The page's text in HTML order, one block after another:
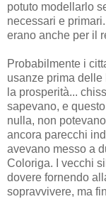
potuto modellarlo
necessari e
erano anche per il
Probabilmente i
usanze prima delle
la prosperità...
sapevano, e
nulla, non
ancora parecchi
avevano messo a
Coloriga. I vecchi
dovere fornendo
sopravvivere, ma